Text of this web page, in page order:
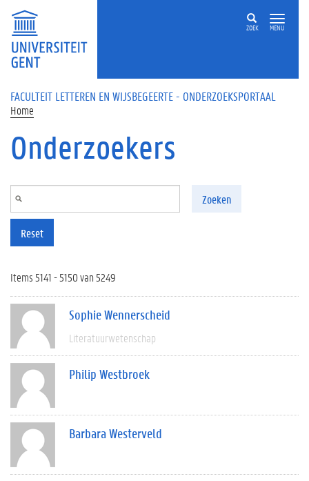
Overslaan en naar de inhoud gaan
ZOEK MENU
FACULTEIT LETTEREN EN WIJSBEGEERTE - ONDERZOEKSPORTAAL
Home
Onderzoekers
Zoeken
Reset
Items 5141 - 5150 van 5249
Sophie Wennerscheid
Literatuurwetenschap
Philip Westbroek
Barbara Westerveld